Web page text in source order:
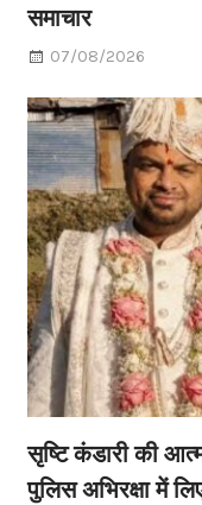
समाचार
07/08/2026
सृष्टि कंडारी की
पुलिस अभिरक्षा में